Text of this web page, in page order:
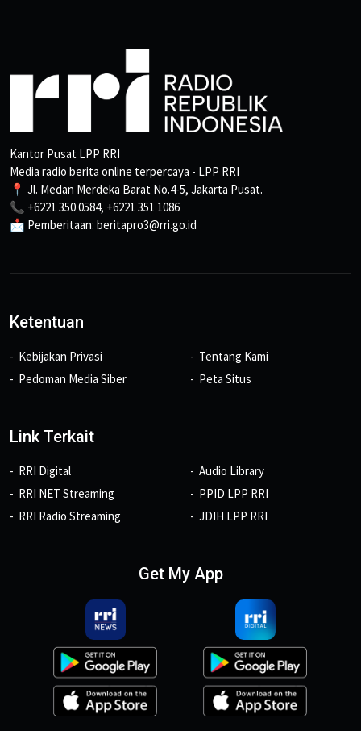
Kantor Pusat LPP RRI
Media radio berita online terpercaya - LPP RRI
📍 Jl. Medan Merdeka Barat No.4-5, Jakarta Pusat.
📞 +6221 350 0584, +6221 351 1086
📩 Pemberitaan: beritapro3@rri.go.id
Ketentuan
Kebijakan Privasi
Pedoman Media Siber
Tentang Kami
Peta Situs
Link Terkait
RRI Digital
RRI NET Streaming
RRI Radio Streaming
Audio Library
PPID LPP RRI
JDIH LPP RRI
Get My App